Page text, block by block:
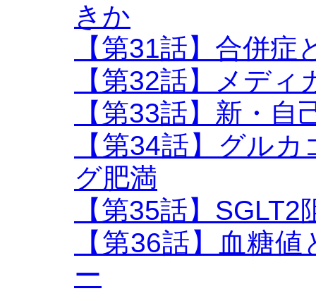
きか
【第31話】合併症
【第32話】メデ
【第33話】新・自
【第34話】グル
グ肥満
【第35話】
【第36話】血糖
ー